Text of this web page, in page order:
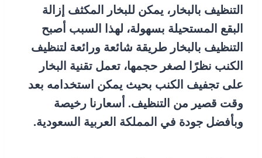
التنظيف بالبخار، يمكن للبخار المكثف إزالة
البقع المستحيلة بسهولة، لهذا السبب أصبح
التنظيف بالبخار طريقة شائعة ورائعة لتنظيف
الكنب نظرًا لصغر حجمها، تعمل تقنية البخار
على تجفيف الكنب بحيث يمكن استخدامه بعد
وقت قصير من التنظيف. أسعارنا رخيصة
وبأفضل جودة في المملكة العربية السعودية.